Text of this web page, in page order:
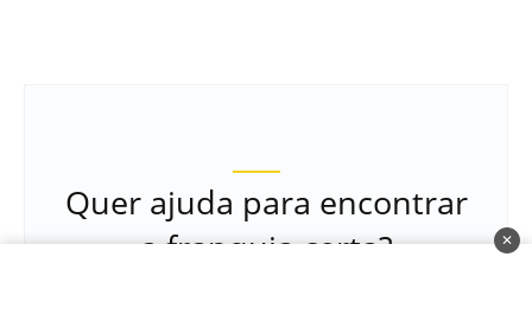
Quer ajuda para encontrar
a franquia certa?
✕